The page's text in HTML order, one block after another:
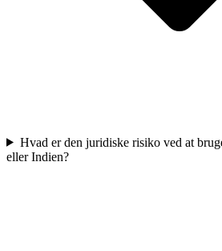
Hvad er den juridiske risiko ved at
eller Indien?